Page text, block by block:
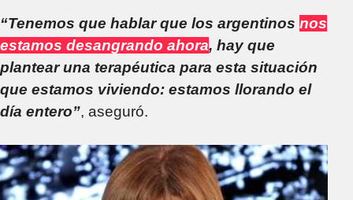
“Tenemos que hablar que los argentinos nos
estamos desangrando ahora, hay que
plantear una terapéutica para esta situación
que estamos viviendo: estamos llorando el
día entero”, aseguró.